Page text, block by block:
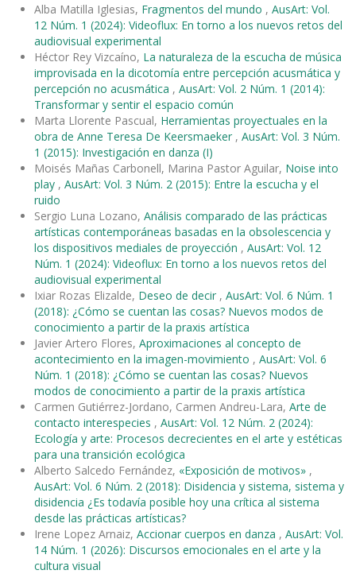
Alba Matilla Iglesias, Fragmentos del mundo , AusArt: Vol.
12 Núm. 1 (2024): Videoflux: En torno a los nuevos retos del
audiovisual experimental
Héctor Rey Vizcaíno, La naturaleza de la escucha de música
improvisada en la dicotomía entre percepción acusmática y
percepción no acusmática , AusArt: Vol. 2 Núm. 1 (2014):
Transformar y sentir el espacio común
Marta Llorente Pascual, Herramientas proyectuales en la
obra de Anne Teresa De Keersmaeker , AusArt: Vol. 3 Núm.
1 (2015): Investigación en danza (I)
Moisés Mañas Carbonell, Marina Pastor Aguilar, Noise into
play , AusArt: Vol. 3 Núm. 2 (2015): Entre la escucha y el
ruido
Sergio Luna Lozano, Análisis comparado de las prácticas
artísticas contemporáneas basadas en la obsolescencia y
los dispositivos mediales de proyección , AusArt: Vol. 12
Núm. 1 (2024): Videoflux: En torno a los nuevos retos del
audiovisual experimental
Ixiar Rozas Elizalde, Deseo de decir , AusArt: Vol. 6 Núm. 1
(2018): ¿Cómo se cuentan las cosas? Nuevos modos de
conocimiento a partir de la praxis artística
Javier Artero Flores, Aproximaciones al concepto de
acontecimiento en la imagen-movimiento , AusArt: Vol. 6
Núm. 1 (2018): ¿Cómo se cuentan las cosas? Nuevos
modos de conocimiento a partir de la praxis artística
Carmen Gutiérrez-Jordano, Carmen Andreu-Lara, Arte de
contacto interespecies , AusArt: Vol. 12 Núm. 2 (2024):
Ecología y arte: Procesos decrecientes en el arte y estéticas
para una transición ecológica
Alberto Salcedo Fernández, «Exposición de motivos» ,
AusArt: Vol. 6 Núm. 2 (2018): Disidencia y sistema, sistema y
disidencia ¿Es todavía posible hoy una crítica al sistema
desde las prácticas artísticas?
Irene Lopez Arnaiz, Accionar cuerpos en danza , AusArt: Vol.
14 Núm. 1 (2026): Discursos emocionales en el arte y la
cultura visual